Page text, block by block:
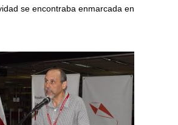
se encontraba enmarcada en